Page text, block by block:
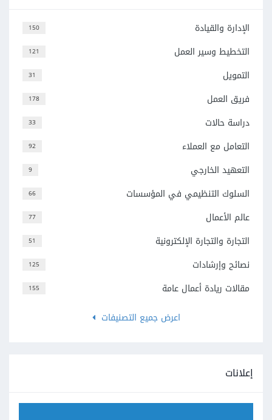
150 الإدارة والقيادة
121 التخطيط وسير العمل
31 التمويل
178 فريق العمل
33 دراسة حالات
92 التعامل مع العملاء
9 التعهيد الخارجي
66 السلوك التنظيمي في المؤسسات
77 عالم الأعمال
51 التجارة والتجارة الإلكترونية
125 نصائح وإرشادات
155
مقالات ريادة أعمال عامة
اعرض جميع التصنيفات
إعلانات